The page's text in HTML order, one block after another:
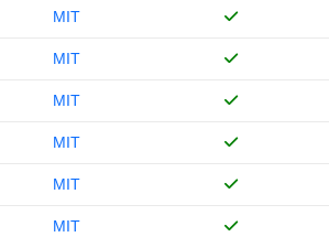
MIT
MIT
MIT
MIT
MIT
MIT